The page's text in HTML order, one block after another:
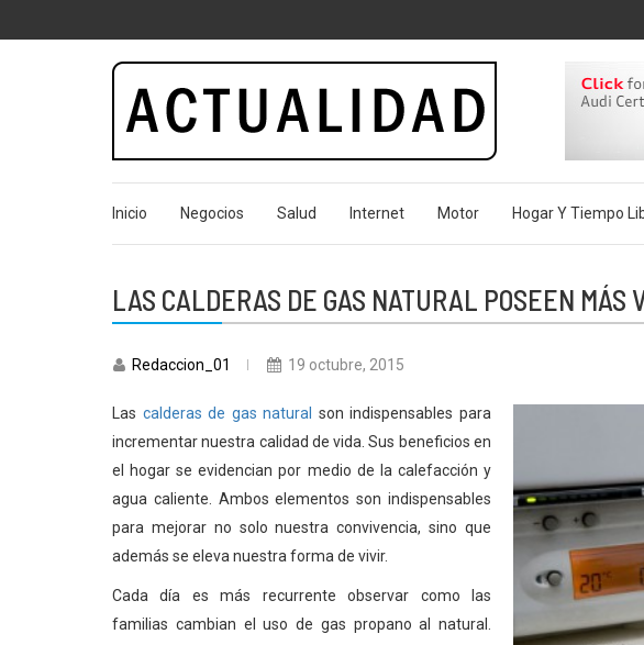
Inicio Negocios Salud Internet Motor Hogar Y Tiempo
LAS CALDERAS DE GAS NATURAL POSEEN MÁS
Redaccion_01 19 octubre, 2015
Las calderas de gas natural
son indispensables para
incrementar nuestra calidad de vida. Sus beneficios en
el hogar se evidencian por medio de la calefacción y
agua caliente. Ambos elementos son indispensables
para mejorar no solo nuestra convivencia, sino que
además se eleva nuestra forma de vivir.
Cada día es más recurrente observar como las
familias cambian el uso de gas propano al natural.